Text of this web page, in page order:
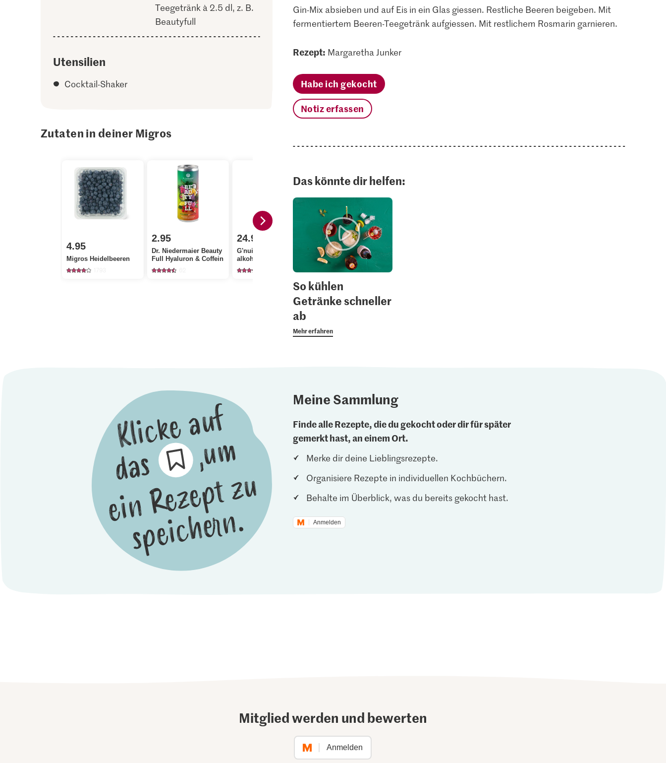
Teegetränk à 2.5 dl, z. B.
Beautyfull
Utensilien
Cocktail-Shaker
Zutaten in deiner Migros
4.95
Migros Heidelbeeren
2.95
Dr. Niedermaier Beauty
Full Hyaluron & Coffein
24.95
G'nuine Zero Zero
alkoholfrei
3.90
Cubers Eiswürfel
22
Gin-Mix absieben und auf Eis in ein Glas giessen. Restliche Beeren beigeben. Mit
fermentiertem Beeren-Teegetränk aufgiessen. Mit restlichem Rosmarin garnieren.
Rezept: Margaretha Junker
Habe ich gekocht
Notiz erfassen
Das könnte dir helfen:
So kühlen
Getränke schneller
ab
Mehr erfahren
Meine Sammlung
Finde alle Rezepte, die du gekocht oder dir für später
gemerkt hast, an einem Ort.
Merke dir deine Lieblingsrezepte.
Organisiere Rezepte in individuellen Kochbüchern.
Behalte im Überblick, was du bereits gekocht hast.
Anmelden
Mitglied werden und bewerten
Anmelden